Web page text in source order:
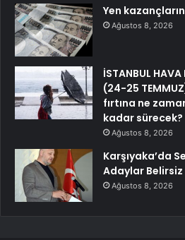
Yen
Ağustos 8, 2026
İSTANBUL
(24-25
fırtına ne
kadar sürecek?
Ağustos 8, 2026
Karşıyaka’da
Adaylar Belirsiz
Ağustos 8, 2026